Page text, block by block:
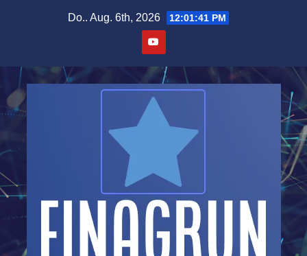
Do.. Aug. 6th, 2026 12:01:42 PM